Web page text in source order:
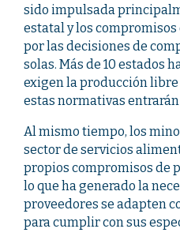
sido impulsada
estatal y los compromisos
por las decisiones de
solas. Más de 10 estados
exigen la producción libre
estas normativas entrarán
Al mismo tiempo, los
sector de servicios
propios compromisos de
lo que ha generado la
proveedores se adapten
para cumplir con sus